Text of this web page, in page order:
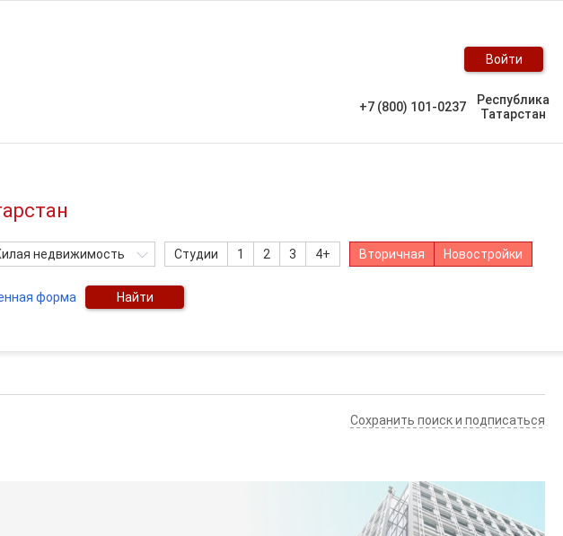
Войти
+7 (800) 101-0237
Республика
Татарстан
недвижимость Студии 1 2 3 4+ Вторичная Новостройки
форма Найти
Сохранить поиск и подписаться